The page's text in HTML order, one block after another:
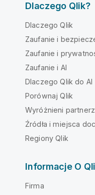
Dlaczego Qlik?
Dlaczego Qlik
Zaufanie i
Zaufanie i
Zaufanie i AI
Dlaczego Qlik do AI
Porównaj Qlik
Wyróżnieni
Źródła i miejsca
Regiony Qlik
Informacje O
Firma